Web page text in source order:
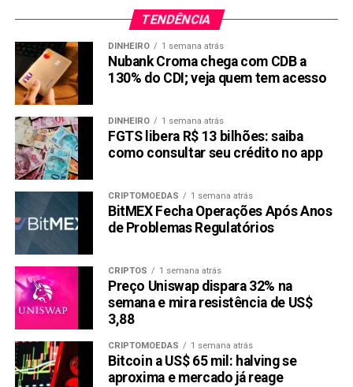
TENDÊNCIA
DINHEIRO 1 semana atrás
Nubank Croma chega com CDB a
130% do CDI; veja quem tem acesso
DINHEIRO 1 semana atrás
FGTS libera R$ 13 bilhões: saiba
como consultar seu crédito no app
CRIPTOMOEDAS 1 semana atrás
BitMEX Fecha Operações Após Anos
de Problemas Regulatórios
CRIPTOS 1 semana atrás
Preço Uniswap dispara 32% na
semana e mira resistência de US$
3,88
CRIPTOMOEDAS 1 semana atrás
Bitcoin a US$ 65 mil: halving se
aproxima e mercado já reage